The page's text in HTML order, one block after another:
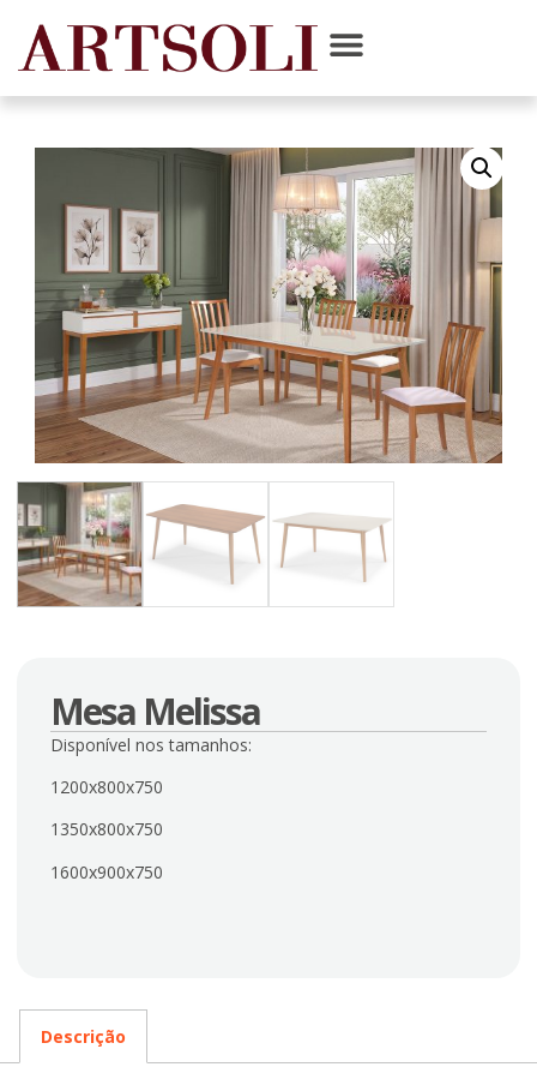
Mesa Melissa
Disponível nos tamanhos:
1200x800x750
1350x800x750
1600x900x750
Descrição